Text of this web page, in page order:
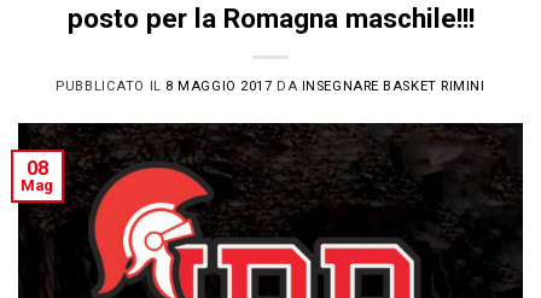
posto per la Romagna maschile!!!
PUBBLICATO IL 8 MAGGIO 2017 DA INSEGNARE BASKET RIMINI
08
Mag